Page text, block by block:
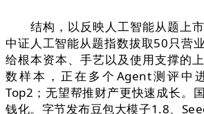
结构，以反映人工智能从题上市
中证人工智能从题指数拔取50只营
给根本资本、手艺以及使用支撑的
数样本，正在多个Agent测评中
Top2；无望帮推财产更快速成长。
钱化。字节发布豆包大模子1.8、